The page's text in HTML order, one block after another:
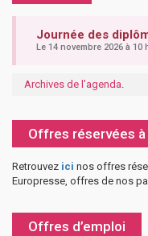
Journée des
Le 14 novembre 2026 à 10
Archives de l'agenda.
Offres réservées
Retrouvez ici nos offres
Europresse, offres de nos
Offres d’emploi